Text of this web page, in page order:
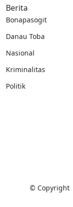
Berita
Bonapasogit
Danau Toba
Nasional
Kriminalitas
Politik
© Copyright